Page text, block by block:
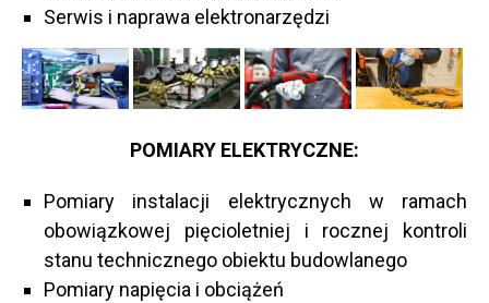
Serwis i naprawa elektronarzędzi
POMIARY ELEKTRYCZNE:
Pomiary instalacji elektrycznych w ramach
obowiązkowej pięcioletniej i rocznej kontroli
stanu technicznego obiektu budowlanego
Pomiary napięcia i obciążeń